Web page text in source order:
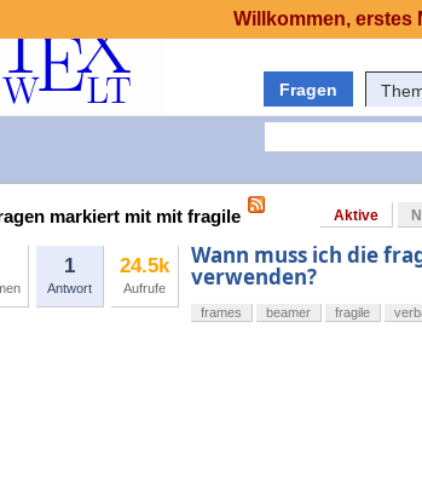
Fragen
markiert mit mit fragile Aktive
1
Antwort
24.5k
Aufrufe
Wann muss ich die
verwenden?
frames beamer fragile
Willkommen, erstes